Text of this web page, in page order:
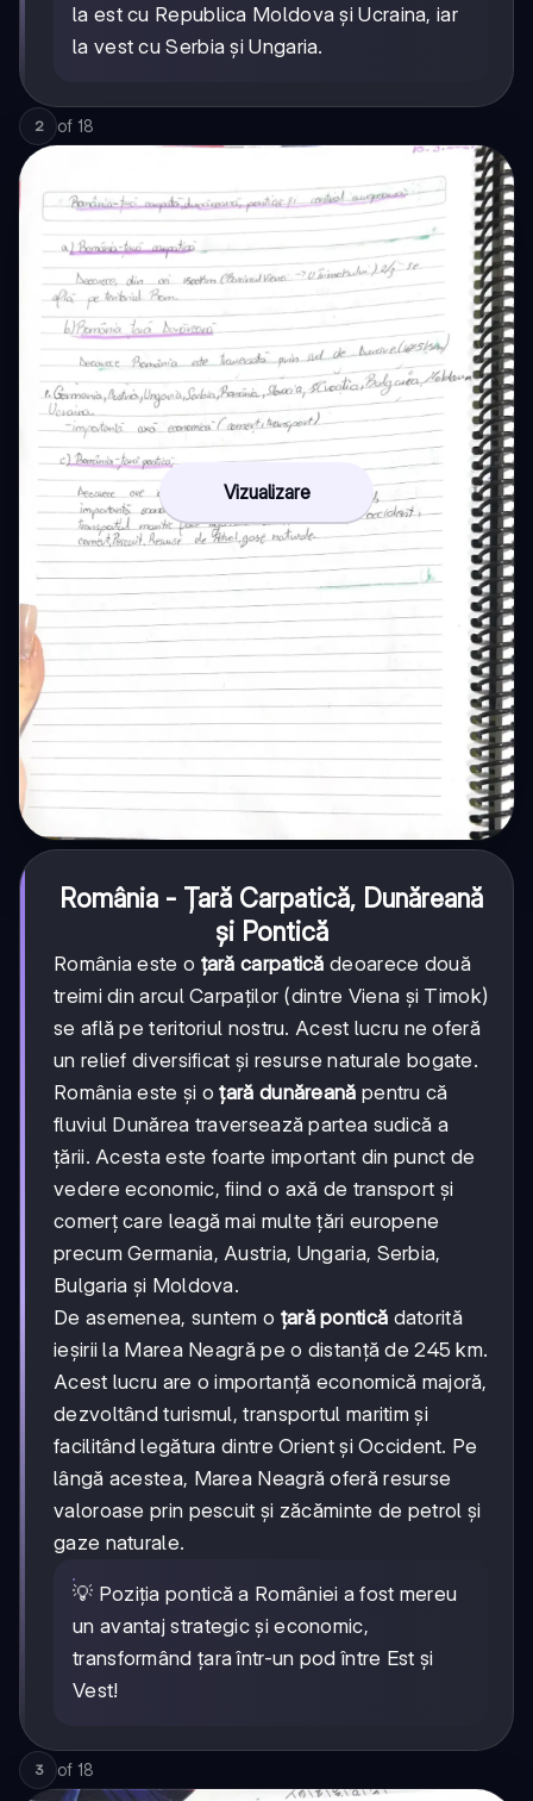
la est cu Republica Moldova și Ucraina, iar
la vest cu Serbia și Ungaria.
2 of 18
Vizualizare
România - Țară Carpatică, Dunăreană
și Pontică
România este o țară carpatică deoarece două
treimi din arcul Carpaților (dintre Viena și Timok)
se află pe teritoriul nostru. Acest lucru ne oferă
un relief diversificat și resurse naturale bogate.
România este și oțară dunăreană pentru că
fluviul Dunărea traversează partea sudică a
țării. Acesta este foarte important din punct de
vedere economic, fiind o axă de transport și
comerț care leagă mai multe țări europene
precum Germania, Austria, Ungaria, Serbia,
Bulgaria și Moldova.
De asemenea, suntem o țară pontică datorită
ieșirii la Marea Neagră pe o distanță de 245 km.
Acest lucru are o importanță economică majoră,
dezvoltând turismul, transportul maritim și
facilitând legătura dintre Orient și Occident. Pe
lângă acestea, Marea Neagră oferă resurse
valoroase prin pescuit și zăcăminte de petrol și
gaze naturale.
💡 Poziția pontică a României a fost mereu
un avantaj strategic și economic,
transformând țara într-un pod între Est și
Vest!
3 of 18